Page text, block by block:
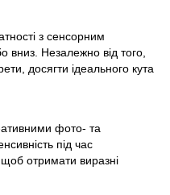
з сенсорним
вниз. Незалежно від того,
досягти ідеального кута
фото- та
під час
отримати виразні